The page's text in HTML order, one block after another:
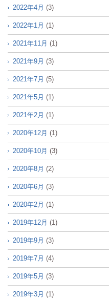
2022年4月 (3)
2022年1月 (1)
2021年11月 (1)
2021年9月 (3)
2021年7月 (5)
2021年5月 (1)
2021年2月 (1)
2020年12月 (1)
2020年10月 (3)
2020年8月 (2)
2020年6月 (3)
2020年2月 (1)
2019年12月 (1)
2019年9月 (3)
2019年7月 (4)
2019年5月 (3)
2019年3月 (1)